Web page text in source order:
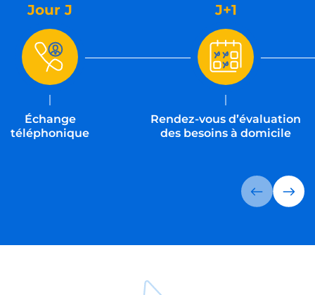
Jour J
Échange
téléphonique
J+1
Rendez-vous d’évaluation
des besoins à domicile